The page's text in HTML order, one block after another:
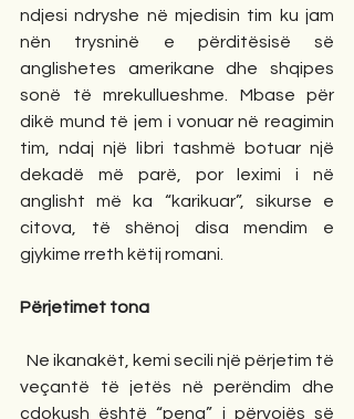
ndjesi ndryshe në mjedisin tim ku jam
nën trysninë e përditësisë së
anglishetes amerikane dhe shqipes
sonë të mrekullueshme. Mbase për
dikë mund të jem i vonuar në reagimin
tim, ndaj një libri tashmë botuar një
dekadë më parë, por leximi i në
anglisht më ka “karikuar”, sikurse e
citova, të shënoj disa mendim e
gjykime rreth këtij romani.
Përjetimet tona
veçantë të jetës në perëndim dhe
çdokush është “peng” i përvojës së